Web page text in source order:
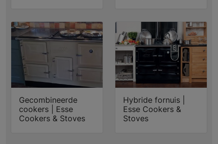
Gecombineerde
cookers | Esse
Cookers & Stoves
Hybride fornuis |
Esse Cookers &
Stoves